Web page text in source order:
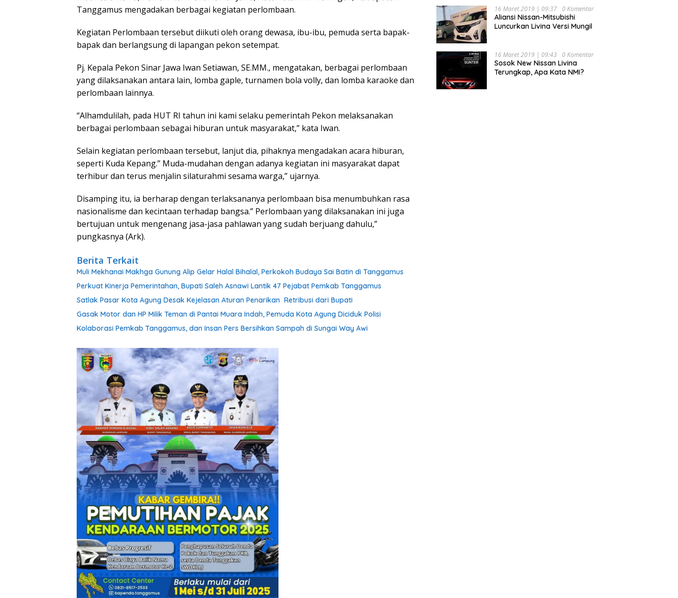
Tanggamus mengadakan berbagai kegiatan perlombaan.
Kegiatan Perlombaan tersebut diikuti oleh orang dewasa, ibu-ibu, pemuda serta bapak-
bapak dan berlangsung di lapangan pekon setempat.
Pj. Kepala Pekon Sinar Jawa Iwan Setiawan, SE.MM., mengatakan, berbagai perlombaan
yang dilaksanakan antara lain, lomba gaple, turnamen bola volly, dan lomba karaoke dan
perlombaan lainnya.
“Alhamdulilah, pada HUT RI tahun ini kami selaku pemerintah Pekon melaksanakan
berbagai perlombaan sebagai hiburan untuk masyarakat,” kata Iwan.
Selain kegiatan perlombaan tersebut, lanjut dia, pihaknya mengadakan acara hiburan,
seperti Kuda Kepang.” Muda-mudahan dengan adanya kegiatan ini masyarakat dapat
terhibur dan terus menjalin silaturahmi sesama warga,” ujarnya.
Disamping itu, ia berharap dengan terlaksananya perlombaan bisa menumbuhkan rasa
nasionalisme dan kecintaan terhadap bangsa.” Perlombaan yang dilaksanakan ini juga
bertujuan untuk mengenang jasa-jasa pahlawan yang sudah berjuang dahulu,”
pungkasnya (Ark).
Berita Terkait
Muli Mekhanai Makhga Gunung Alip Gelar Halal Bihalal, Perkokoh Budaya Sai Batin di Tanggamus
Perkuat Kinerja Pemerintahan, Bupati Saleh Asnawi Lantik 47 Pejabat Pemkab Tanggamus
Satlak Pasar Kota Agung Desak Kejelasan Aturan Penarikan Retribusi dari Bupati
Gasak Motor dan HP Milik Teman di Pantai Muara Indah, Pemuda Kota Agung Diciduk Polisi
Kolaborasi Pemkab Tanggamus, dan Insan Pers Bersihkan Sampah di Sungai Way Awi
16 Maret 2019 | 09:37 0 Komentar
Aliansi Nissan-Mitsubishi
Luncurkan Livina Versi Mungil
16 Maret 2019 | 09:43 0 Komentar
Sosok New Nissan Livina
Terungkap, Apa Kata NMI?